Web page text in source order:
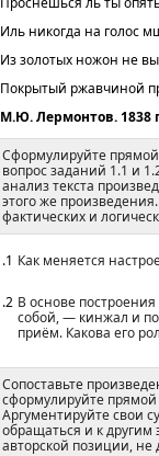
Иль никогда на голос
Из золотых ножон не
Покрытый ржавчиной
М.Ю. Лермонтов. 1838
Сформулируйте
вопрос заданий 1.1 и
анализ текста
этого же
фактических и
Как меняется
В основе
собой, — кинжал и
приём. Какова его
Сопоставьте
сформулируйте
Аргументируйте свои
обращаться и к
авторской позиции, не